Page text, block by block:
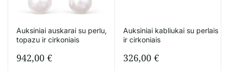
Auksiniai auskarai su perlu,
topazu ir cirkoniais
942,00 €
Auksiniai kabliukai su perlais
ir cirkoniais
326,00 €